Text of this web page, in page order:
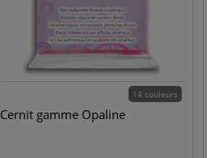
14 couleurs
Cernit gamme Opaline